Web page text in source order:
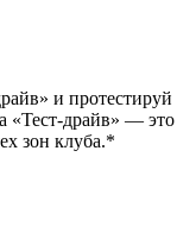
и протестируй
«Тест-драйв» — это
зон клуба.*